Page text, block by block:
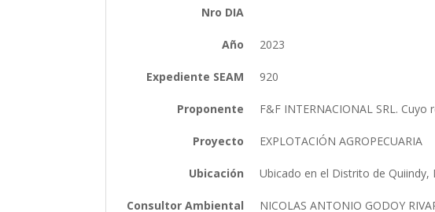
Nro DIA
Año 2023
Expediente SEAM 920
Proponente F&F INTERNACIONAL SRL.
Proyecto EXPLOTACIÓN AGROPECUARIA
Ubicación Ubicado en el Distrito de
Consultor Ambiental NICOLAS ANTONIO GODOY